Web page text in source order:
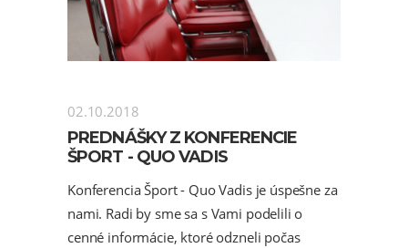
02.10.2018
PREDNÁŠKY Z KONFERENCIE
ŠPORT - QUO VADIS
Konferencia Šport - Quo Vadis je úspešne za
nami. Radi by sme sa s Vami podelili o
cenné informácie, ktoré odzneli počas